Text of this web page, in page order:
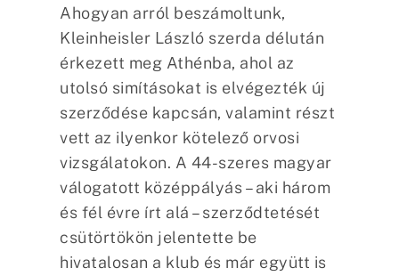
Ahogyan arról beszámoltunk,
Kleinheisler László szerda délután
érkezett meg Athénba, ahol az
utolsó simításokat is elvégezték új
szerződése kapcsán, valamint részt
vett az ilyenkor kötelező orvosi
vizsgálatokon. A 44-szeres magyar
válogatott középpályás – aki három
és fél évre írt alá – szerződtetését
csütörtökön jelentette be
hivatalosan a klub és már együtt is